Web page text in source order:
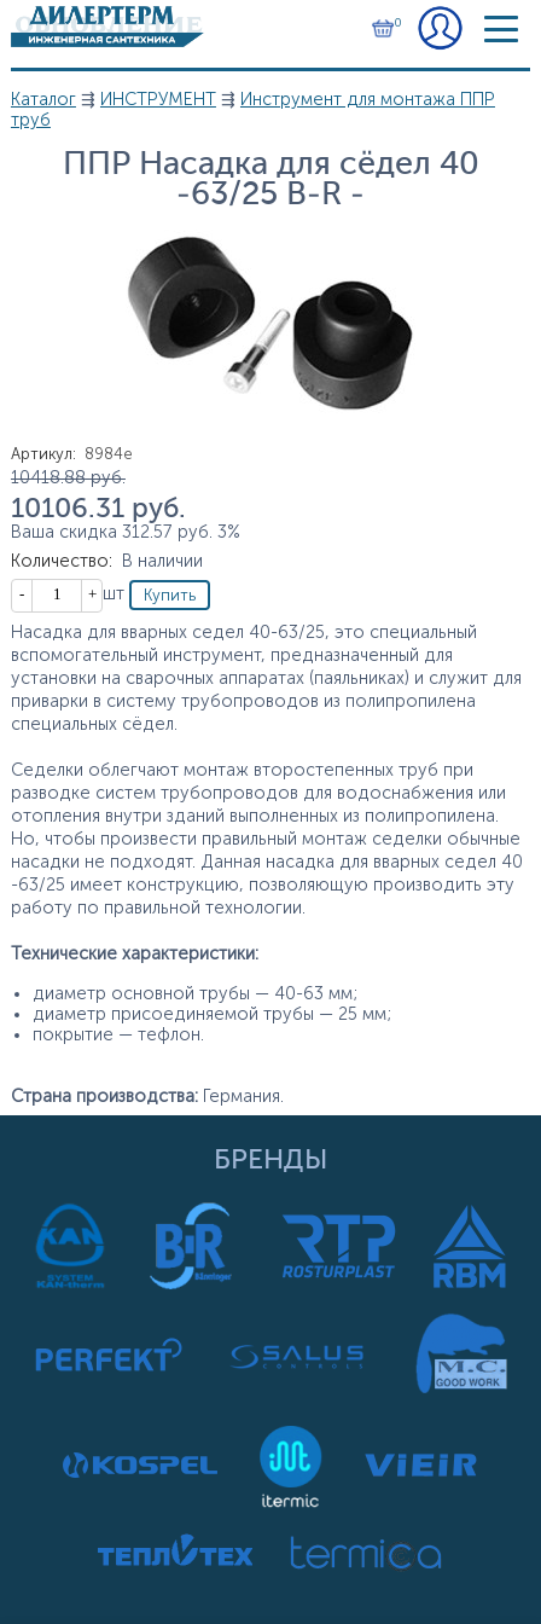
Перейти к основному содержанию
0
Вы здесь
Каталог⇶ ИНСТРУМЕНТ⇶ Инструмент для монтажа ППР
труб
ППР Насадка для сёдел 40
-63/25 B-R -
Артикул: 8984е
Цена
10 418.88 руб.
10 106.31 руб.
Ваша скидка 312.57 руб. 3%
Количество:
В наличии
Кол-во
шт
Насадка для вварных седел 40-63/25, это специальный
вспомогательный инструмент, предназначенный для
установки на сварочных аппаратах (паяльниках) и служит для
приварки в систему трубопроводов из полипропилена
специальных сёдел.
Седелки облегчают монтаж второстепенных труб при
разводке систем трубопроводов для водоснабжения или
отопления внутри зданий выполненных из полипропилена.
Но, чтобы произвести правильный монтаж седелки обычные
насадки не подходят. Данная насадка для вварных седел 40
-63/25 имеет конструкцию, позволяющую производить эту
работу по правильной технологии.
Технические характеристики:
диаметр основной трубы — 40-63 мм;
диаметр присоединяемой трубы — 25 мм;
покрытие — тефлон.
Страна производства: Германия.
БРЕНДЫ